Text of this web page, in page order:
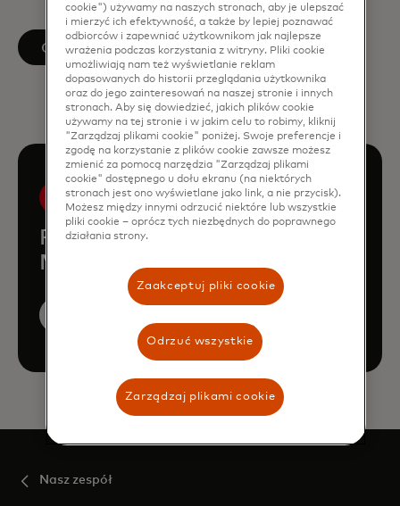
Obserwuj na LinkedIn
opens in a new tab
Poznaj resztę zespołu
Mastercard Economics Institute
Nasz zespół
cookie") używamy na naszych stronach, aby je ulepszać
i mierzyć ich efektywność, a także by lepiej poznawać
odbiorców i zapewniać użytkownikom jak najlepsze
wrażenia podczas korzystania z witryny. Pliki cookie
umożliwiają nam też wyświetlanie reklam
dopasowanych do historii przeglądania użytkownika
oraz do jego zainteresowań na naszej stronie i innych
stronach. Aby się dowiedzieć, jakich plików cookie
używamy na tej stronie i w jakim celu to robimy, kliknij
"Zarządzaj plikami cookie" poniżej. Swoje preferencje i
zgodę na korzystanie z plików cookie zawsze możesz
zmienić za pomocą narzędzia "Zarządzaj plikami
cookie" dostępnego u dołu ekranu (na niektórych
stronach jest ono wyświetlane jako link, a nie przycisk).
Możesz między innymi odrzucić niektóre lub wszystkie
pliki cookie – oprócz tych niezbędnych do poprawnego
działania strony.
Zaakceptuj pliki cookie
Odrzuć wszystkie
Zarządzaj plikami cookie